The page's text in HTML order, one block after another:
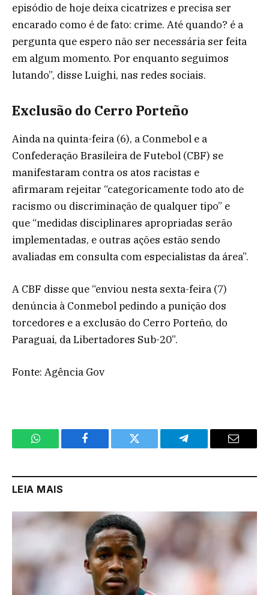
episódio de hoje deixa cicatrizes e precisa ser
encarado como é de fato: crime. Até quando? é a
pergunta que espero não ser necessária ser feita
em algum momento. Por enquanto seguimos
lutando”, disse Luighi, nas redes sociais.
Exclusão do Cerro Porteño
Ainda na quinta-feira (6), a Conmebol e a
Confederação Brasileira de Futebol (CBF) se
manifestaram contra os atos racistas e
afirmaram rejeitar “categoricamente todo ato de
racismo ou discriminação de qualquer tipo” e
que “medidas disciplinares apropriadas serão
implementadas, e outras ações estão sendo
avaliadas em consulta com especialistas da área”.
A CBF disse que “enviou nesta sexta-feira (7)
denúncia à Conmebol pedindo a punição dos
torcedores e a exclusão do Cerro Porteño, do
Paraguai, da Libertadores Sub-20”.
Fonte: Agência Gov
WhatsApp Facebook Twitter Telegram Email
LEIA MAIS